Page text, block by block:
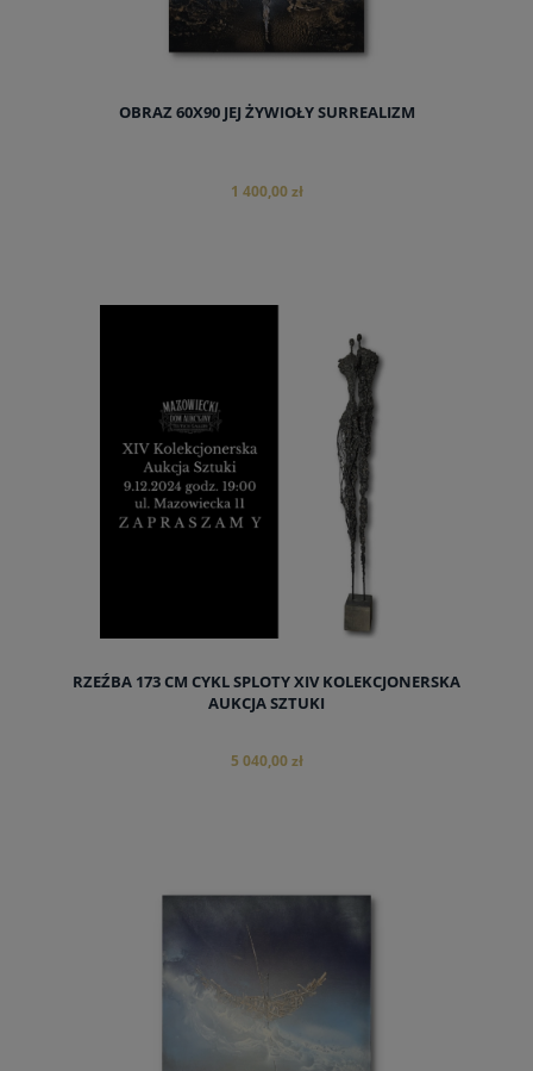
OBRAZ 60X90 JEJ ŻYWIOŁY SURREALIZM
1 400,00 zł
RZEŹBA 173 CM CYKL SPLOTY XIV KOLEKCJONERSKA
AUKCJA SZTUKI
5 040,00 zł